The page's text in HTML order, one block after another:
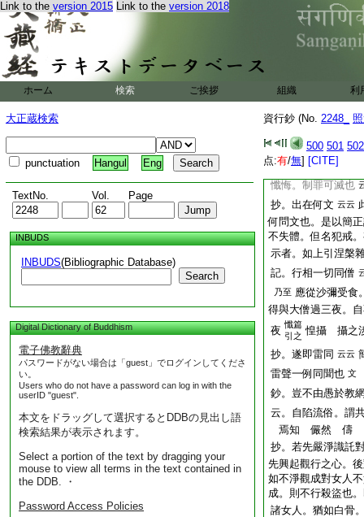
Link to the version 2015 Link to the version 2018
ホーム 検索 ご挨拶 組織 利
大正蔵検索
punctuation Hangul Eng
TextNo. Vol. Page
INBUDS
INBUDS(Bibliographic Database)
Search
Digital Dictionary of Buddhism
電子佛教辭典
パスワードがない場合は「guest」でログインしてくださ
い。
Users who do not have a password can log in with the
userID "guest".
本文をドラッグして選択するとDDBの見出し語
検索結果が表示されます。
Select a portion of the text by dragging your
mouse to view all terms in the text contained in
the DDB. ・
Password Access Policies
資行鈔 (No. 2248_
500 501 502
点:有/無] [CITE]
云。常途足別。乃
故雖有足數
聽秉法。縱聽縱聽
來非別衆也
不
文 云云 妙樂大師語
記。依大懺淨可預
懺悔。可滅制罪哉
謂不滅制罪。但依
也。依之覺恩寺義
懺悔。制罪可滅也
抄。出在何文 云云
何問文也。是以簡
不失體。但名犯戒
示者。如上引涅槃
記。行相一切同僧
乃至 應從沙彌受食
得與大僧過三夜。
夜 懺篇
引之 惶攝 攝之
抄。遂即雷同 云云
雷聲一例同聞也 文
鈔。豈不由愚於教
云。自陷流俗。謂
焉知 儼然 儔
抄。若先嚴淨識託
先興起觀行之心。
如不淨觀成對女人
成。則不行殺盜也
諸女人。猶如白骨